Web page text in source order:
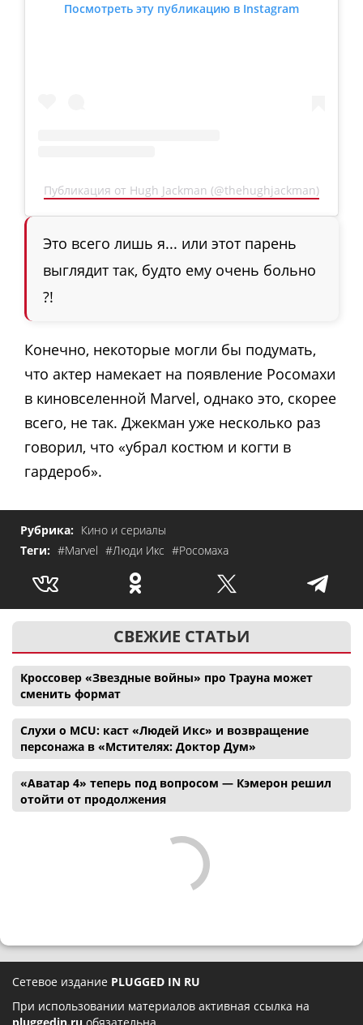
Посмотреть эту публикацию в Instagram
Публикация от Hugh Jackman (@thehughjackman)
Это всего лишь я... или этот парень
выглядит так, будто ему очень больно
?!
Конечно, некоторые могли бы подумать,
что актер намекает на появление Росомахи
в киновселенной Marvel, однако это, скорее
всего, не так. Джекман уже несколько раз
говорил, что «убрал костюм и когти в
гардероб».
Рубрика: Кино и сериалы
Теги: #Marvel #Люди Икс #Росомаха
СВЕЖИЕ СТАТЬИ
Кроссовер «Звездные войны» про Трауна может
сменить формат
Слухи о MCU: каст «Людей Икс» и возвращение
персонажа в «Мстителях: Доктор Дум»
«Аватар 4» теперь под вопросом — Кэмерон решил
отойти от продолжения
Сетевое издание PLUGGED IN RU
При использовании материалов активная ссылка на